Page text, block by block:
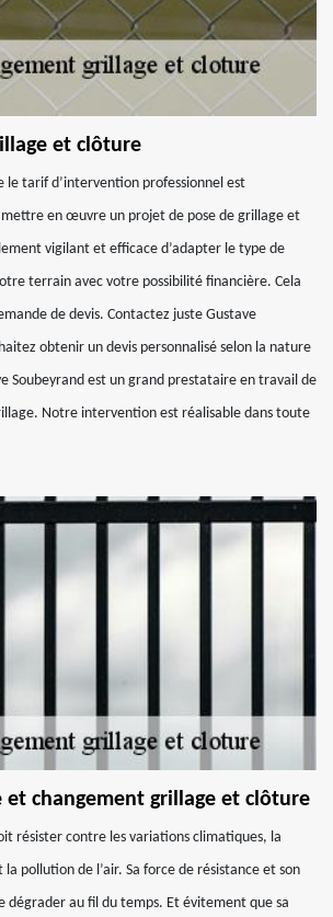
et clôture
le tarif d’intervention professionnel est
mettre en œuvre un projet de pose de grillage et
vigilant et efficace d’adapter le type de
terrain avec votre possibilité financière. Cela
de devis. Contactez juste Gustave
obtenir un devis personnalisé selon la nature
Soubeyrand est un grand prestataire en travail de
Notre intervention est réalisable dans toute
et changement grillage et clôture
résister contre les variations climatiques, la
pollution de l’air. Sa force de résistance et son
dégrader au fil du temps. Et évitement que sa